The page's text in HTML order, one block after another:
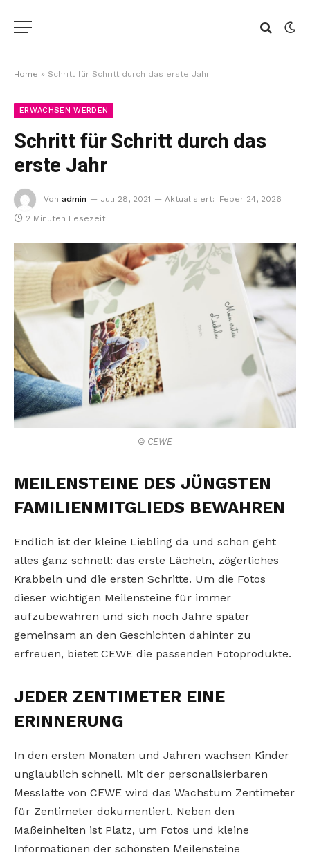
Home » Schritt für Schritt durch das erste Jahr
ERWACHSEN WERDEN
Schritt für Schritt durch das
erste Jahr
Von admin Juli 28, 2021 Aktualisiert:
Feber 24, 2026
2 Minuten Lesezeit
© CEWE
MEILENSTEINE DES JÜNGSTEN
FAMILIENMITGLIEDS BEWAHREN
Endlich ist der kleine Liebling da und schon geht
alles ganz schnell: das erste Lächeln, zögerliches
Krabbeln und die ersten Schritte. Um die Fotos
dieser wichtigen Meilensteine für immer
aufzubewahren und sich noch Jahre später
gemeinsam an den Geschichten dahinter zu
erfreuen, bietet CEWE die passenden Fotoprodukte.
JEDER ZENTIMETER EINE
ERINNERUNG
In den ersten Monaten und Jahren wachsen Kinder
unglaublich schnell. Mit der personalisierbaren
Messlatte von CEWE wird das Wachstum Zentimeter
für Zentimeter dokumentiert. Neben den
Maßeinheiten ist Platz, um Fotos und kleine
Informationen der schönsten Meilensteine